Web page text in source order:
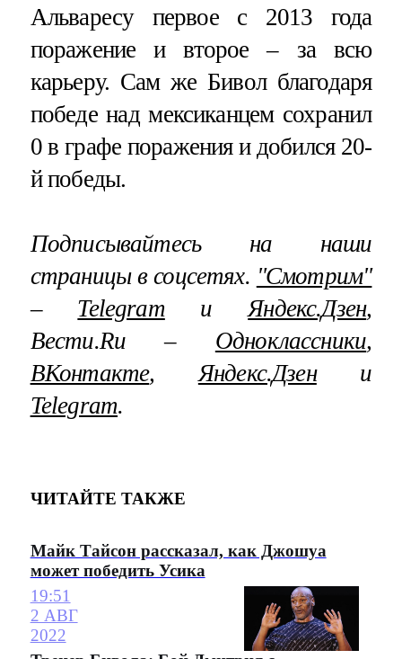
Альваресу первое с 2013 года
поражение и второе – за всю
карьеру. Сам же Бивол благодаря
победе над мексиканцем сохранил
0 в графе поражения и добился 20-
й победы.
Подписывайтесь на наши
страницы в соцсетях. "Смотрим"
– Telegram и Яндекс.Дзен,
Вести.Ru – Одноклассники,
ВКонтакте, Яндекс.Дзени
Telegram.
ЧИТАЙТЕ ТАКЖЕ
Майк Тайсон рассказал, как Джошуа
может победить Усика
19:51
2 АВГ
2022